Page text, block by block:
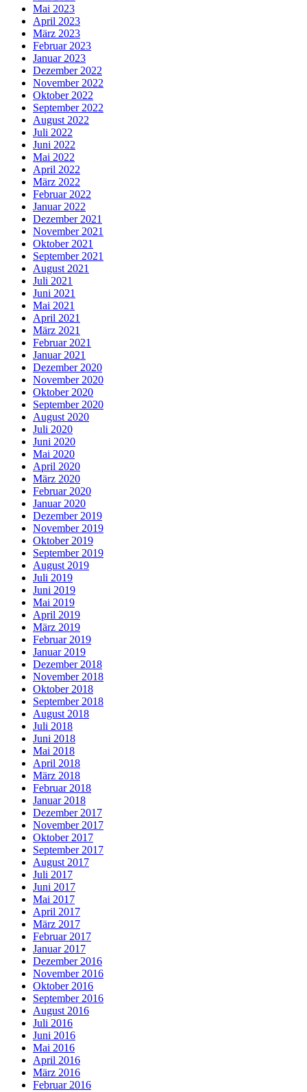
Mai 2023
April 2023
März 2023
Februar 2023
Januar 2023
Dezember 2022
November 2022
Oktober 2022
September 2022
August 2022
Juli 2022
Juni 2022
Mai 2022
April 2022
März 2022
Februar 2022
Januar 2022
Dezember 2021
November 2021
Oktober 2021
September 2021
August 2021
Juli 2021
Juni 2021
Mai 2021
April 2021
März 2021
Februar 2021
Januar 2021
Dezember 2020
November 2020
Oktober 2020
September 2020
August 2020
Juli 2020
Juni 2020
Mai 2020
April 2020
März 2020
Februar 2020
Januar 2020
Dezember 2019
November 2019
Oktober 2019
September 2019
August 2019
Juli 2019
Juni 2019
Mai 2019
April 2019
März 2019
Februar 2019
Januar 2019
Dezember 2018
November 2018
Oktober 2018
September 2018
August 2018
Juli 2018
Juni 2018
Mai 2018
April 2018
März 2018
Februar 2018
Januar 2018
Dezember 2017
November 2017
Oktober 2017
September 2017
August 2017
Juli 2017
Juni 2017
Mai 2017
April 2017
März 2017
Februar 2017
Januar 2017
Dezember 2016
November 2016
Oktober 2016
September 2016
August 2016
Juli 2016
Juni 2016
Mai 2016
April 2016
März 2016
Februar 2016